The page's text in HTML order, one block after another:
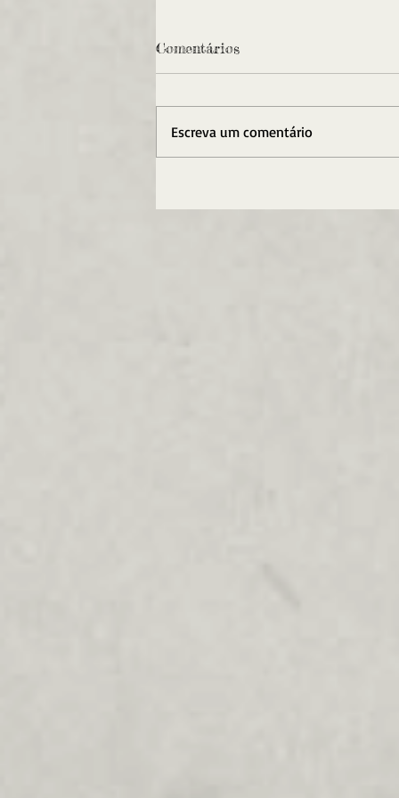
Comentários
Escreva um comentário